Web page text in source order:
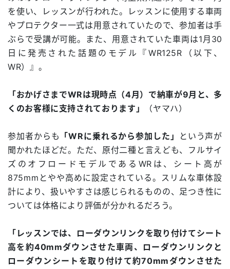
を使い、レッスンが行われた。レッスンに使用する車両
やプロテクター一式は用意されていたので、参加者は手
ぶらで受講が可能。また、用意されていた車両は1月30
日に発売された話題のモデル『WR125R（以下、
WR）』。
「おかげさまでWRは現時点（4月）で納車が9月と、多
くのお客様に支持されております」
（ヤマハ）
参加者からも 「WRに乗れるから参加した」
という声が
聞かれたほどだ。ただ、原付二種と言えども、フルサイ
ズのオフロードモデルであるWRは、シート高が
875mmとやや高めに設定されている。スリムな車体設
計により、扱いやすさは感じられるものの、足つき性に
ついては体格により評価が分かれるだろう。
「レッスンでは、ローダウンリンクを取り付けてシート
高を約40mmダウンさせた車両、ローダウンリンクと
ローダウンシートを取り付けて約70mmダウンさせた